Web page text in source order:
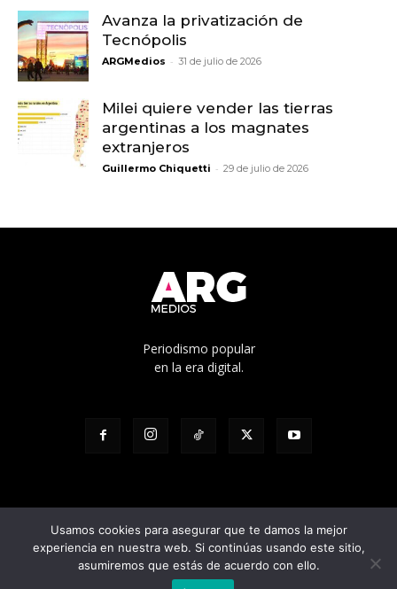
Avanza la privatización de
Tecnópolis
ARGMedios - 31 de julio de 2026
Milei quiere vender las tierras
argentinas a los magnates
extranjeros
Guillermo Chiquetti - 29 de julio de 2026
Periodismo popular
en la era digital.
© Edicíón N° 1136 - Propietario: Cooperativa de trabajo Pacha Ltda. -
Director responsable: Julian Pilatti - Calle 5 1528, La Plata, Buenos Aires
Usamos cookies para asegurar que te damos la mejor
experiencia en nuestra web. Si continúas usando este sitio,
asumiremos que estás de acuerdo con ello.